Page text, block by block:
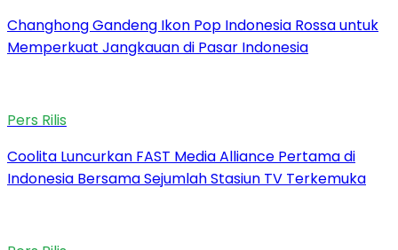
Changhong Gandeng Ikon Pop Indonesia Rossa untuk
Memperkuat Jangkauan di Pasar Indonesia
Pers Rilis
Coolita Luncurkan FAST Media Alliance Pertama di
Indonesia Bersama Sejumlah Stasiun TV Terkemuka